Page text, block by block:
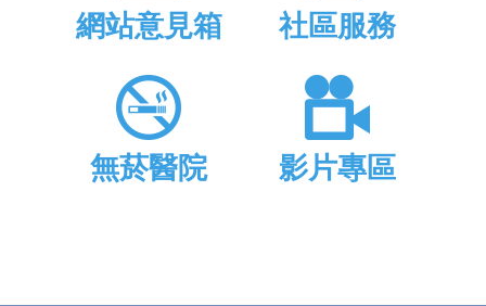
網站意見箱 社區服務
無菸醫院 影片專區